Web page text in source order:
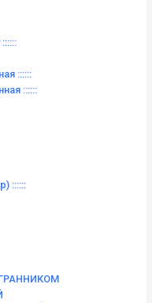
::::::
::::::
::::::